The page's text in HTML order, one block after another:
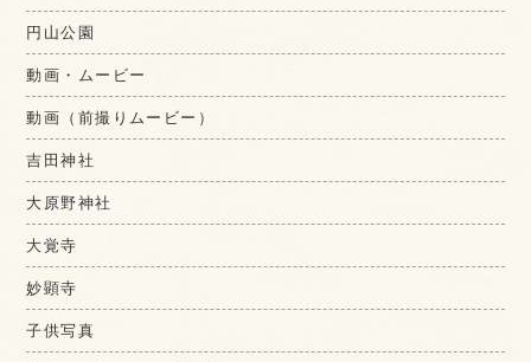
円山公園
動画・ムービー
動画（前撮りムービー）
吉田神社
大原野神社
大覚寺
妙顕寺
子供写真